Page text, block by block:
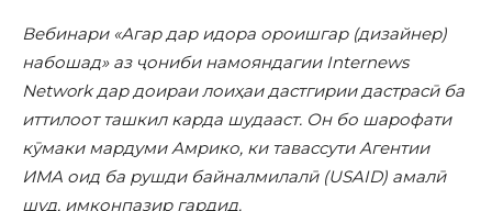
Вебинари «Агар дар идора ороишгар (дизайнер)
набошад» аз ҷониби намояндагии Internews
Network дар доираи лоиҳаи дастгирии дастрасӣ ба
иттилоот ташкил карда шудааст. Он бо шарофати
кӯмаки мардуми Амрико, ки тавассути Агентии
ИМА оид ба рушди байналмилалӣ (USAID) амалӣ
шуд, имконпазир гардид.